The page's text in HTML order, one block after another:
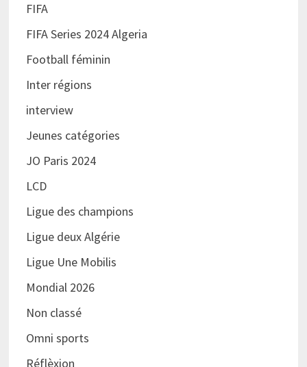
FIFA
FIFA Series 2024 Algeria
Football féminin
Inter régions
interview
Jeunes catégories
JO Paris 2024
LCD
Ligue des champions
Ligue deux Algérie
Ligue Une Mobilis
Mondial 2026
Non classé
Omni sports
Réflèxion